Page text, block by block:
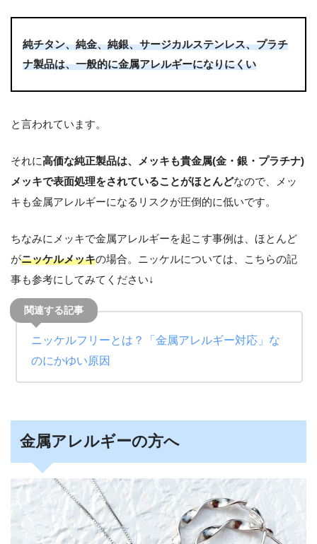
純チタン、純金、純銀、サージカルステンレス、プラチ
ナ製品は、一般的に金属アレルギーになりにくい
と言われています。
それに高価な純正製品は、メッキも貴金属(金・銀・プラチナ)
メッキで表面処理をされていることがほとんどなので、メッ
キも金属アレルギーになるリスクが圧倒的に低いです。
ちなみにメッキで金属アレルギーを起こす事例は、ほとんど
がニッケルメッキの場合。ニッケルについては、こちらの記
事も参考にしてみてください↓
ニッケルフリーとは？「金属アレルギー対応」な
のにかゆい原因
金属アレルギーの方へ